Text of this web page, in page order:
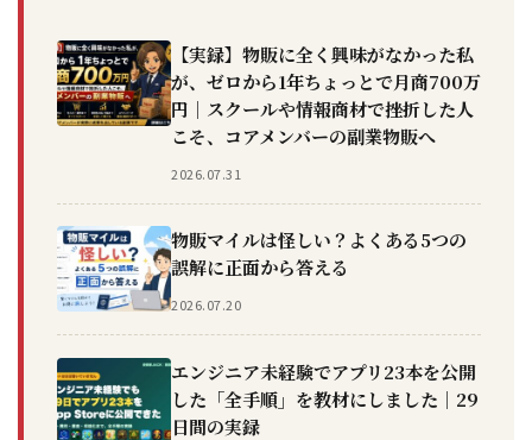
【実録】物販に全く興味がなかった私
が、ゼロから1年ちょっとで月商700万
円｜スクールや情報商材で挫折した人
こそ、コアメンバーの副業物販へ
2026.07.31
物販マイルは怪しい？よくある5つの
誤解に正面から答える
2026.07.20
エンジニア未経験でアプリ23本を公開
した「全手順」を教材にしました｜29
日間の実録